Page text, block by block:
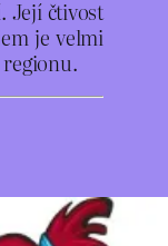
Její čtivost
je velmi